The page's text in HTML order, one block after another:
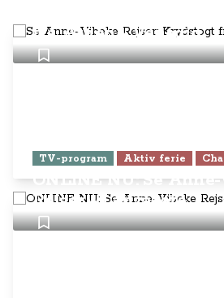
fra Athen - Venedig
TV-program Aktiv ferie
ONLINE NU: Se Anne-
Rejser - Lanzarote